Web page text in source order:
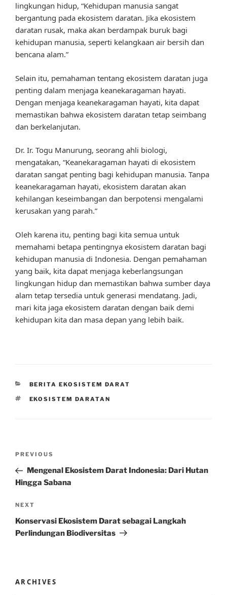
lingkungan hidup, “Kehidupan manusia sangat
bergantung pada ekosistem daratan. Jika ekosistem
daratan rusak, maka akan berdampak buruk bagi
kehidupan manusia, seperti kelangkaan air bersih dan
bencana alam.”
Selain itu, pemahaman tentang ekosistem daratan juga
penting dalam menjaga keanekaragaman hayati.
Dengan menjaga keanekaragaman hayati, kita dapat
memastikan bahwa ekosistem daratan tetap seimbang
dan berkelanjutan.
Dr. Ir. Togu Manurung, seorang ahli biologi,
mengatakan, “Keanekaragaman hayati di ekosistem
daratan sangat penting bagi kehidupan manusia. Tanpa
keanekaragaman hayati, ekosistem daratan akan
kehilangan keseimbangan dan berpotensi mengalami
kerusakan yang parah.”
Oleh karena itu, penting bagi kita semua untuk
memahami betapa pentingnya ekosistem daratan bagi
kehidupan manusia di Indonesia. Dengan pemahaman
yang baik, kita dapat menjaga keberlangsungan
lingkungan hidup dan memastikan bahwa sumber daya
alam tetap tersedia untuk generasi mendatang. Jadi,
mari kita jaga ekosistem daratan dengan baik demi
kehidupan kita dan masa depan yang lebih baik.
CATEGORIES
BERITA EKOSISTEM DARAT
TAGS
EKOSISTEM DARATAN
Previous
Post
PREVIOUS
Mengenal Ekosistem Darat Indonesia: Dari Hutan
Hingga Sabana
Next
Post
NEXT
Konservasi Ekosistem Darat sebagai Langkah
Perlindungan Biodiversitas
ARCHIVES